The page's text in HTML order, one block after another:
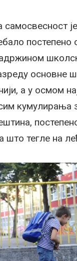
постепено
основне
а у осмом
кумулирања
што тегле на